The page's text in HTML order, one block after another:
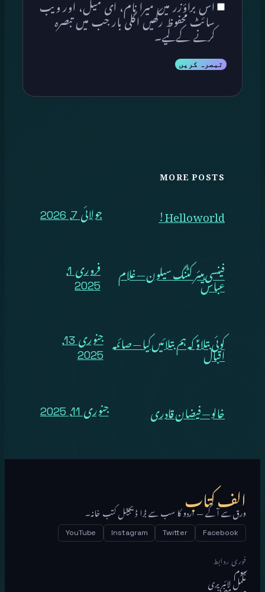
اس براؤزر میں میرا نام، ای میل، اور ویب
سائٹ محفوظ رکھیں اگلی بار جب میں تبصرہ
کرنے کےلیے۔
MORE POSTS
Hello world! جولائی 7, 2026
فینسی ہیئر کٹنگ سیلون — غلام
عباس
فروری 1,
2025
کوئی بتلاوؑ کہ ہم بتلائیں کیا — صائمہ
اقبال
جنوری 13,
2025
خالو — فیضان قادری جنوری 11, 2025
الف کتاب
ورق سے آگے — اردو کا سب سے بڑا ڈیجیٹل کتب خانہ۔
Facebook
Twitter
Instagram
YouTube
فوری روابط
ہوم
مکمل لائبریری